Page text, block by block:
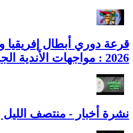
قرعة دوري أبطال إفريقيا
2026 : مواجهات الأندية الجزائرية رسميًا
نشرة أخبار - منتصف الليل | 08-08-